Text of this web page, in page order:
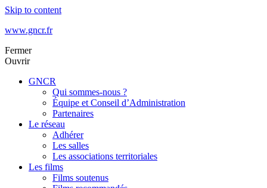
Skip to content
www.gncr.fr
Fermer
Ouvrir
GNCR
Qui sommes-nous ?
Équipe et Conseil d’Administration
Partenaires
Le réseau
Adhérer
Les salles
Les associations territoriales
Les films
Films soutenus